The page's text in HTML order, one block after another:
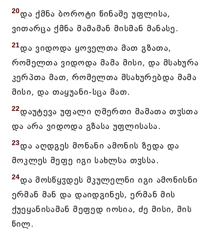
20და ქმნა ბოროტი წინაშე უფლისა,
ვითარცა ქმნა მამამან მისმან მანასე.
21და ვიდოდა ყოველთა მათ გზათა,
რომელთა ვიდოდა მამა მისი, და მსახურა
კერპთა მათ, რომელთა მსახურებდა მამა
მისი, და თაყუანი-სცა მათ.
22დაუტევა უფალი ღმერთი მამათა თჳსთა
და არა ვიდოდა გზასა უფლისასა.
23და აღდგეს მონანი ამონის ზედა და
მოკლეს მეფე იგი სახლსა თჳსსა.
24და მოსწყჳდეს მკულელნი იგი ამონისნი
ერმან მან და დაიდგინეს, ერმან მის
ქუეყანისამან მეფედ იოსია, ძე მისი, მის
წილ.